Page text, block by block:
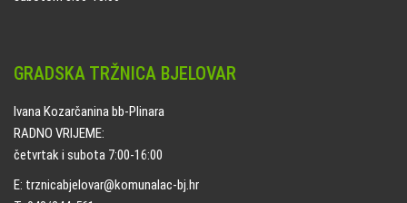
GRADSKA TRŽNICA BJELOVAR
Ivana Kozarčanina bb-Plinara
RADNO VRIJEME:
četvrtak i subota 7:00-16:00
E: trznicabjelovar@komunalac-bj.hr